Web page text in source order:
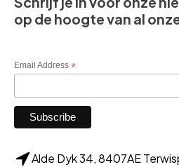
op de hoogte van al
Email Address *
Alde Dyk 34, 8407AE